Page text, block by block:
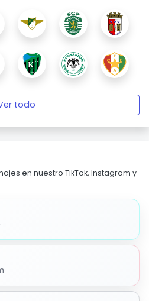
todo
en nuestro TikTok, Instagram y